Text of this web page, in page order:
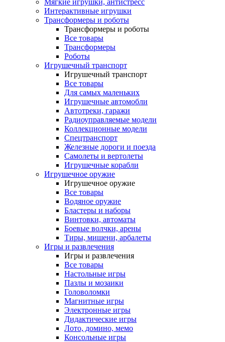
Мягкие игрушки, антистресс
Интерактивные игрушки
Трансформеры и роботы
Трансформеры и роботы
Все товары
Трансформеры
Роботы
Игрушечный транспорт
Игрушечный транспорт
Все товары
Для самых маленьких
Игрушечные автомобли
Автотреки, гаражи
Радиоуправляемые модели
Коллекционные модели
Спецтранспорт
Железные дороги и поезда
Самолеты и вертолеты
Игрушечные корабли
Игрушечное оружие
Игрушечное оружие
Все товары
Водяное оружие
Бластеры и наборы
Винтовки, автоматы
Боевые волчки, арены
Тиры, мишени, арбалеты
Игры и развлечения
Игры и развлечения
Все товары
Настольные игры
Пазлы и мозаики
Головоломки
Магнитные игры
Электронные игры
Дидактические игры
Лото, домино, мемо
Консольные игры